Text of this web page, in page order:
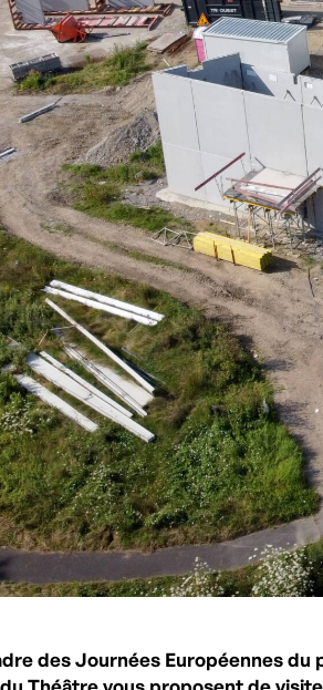
des Journées Européennes